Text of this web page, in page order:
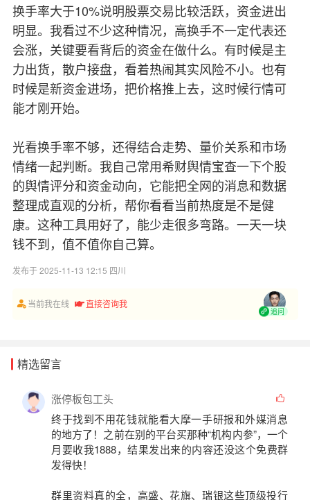
换手率大于10%说明股票交易比较活跃，资金进出
明显。我看过不少这种情况，高换手不一定代表还
会涨，关键要看背后的资金在做什么。有时候是主
力出货，散户接盘，看着热闹其实风险不小。也有
时候是新资金进场，把价格推上去，这时候行情可
能才刚开始。
光看换手率不够，还得结合走势、量价关系和市场
情绪一起判断。我自己常用希财舆情宝查一下个股
的舆情评分和资金动向，它能把全网的消息和数据
整理成直观的分析，帮你看看当前热度是不是健
康。这种工具用好了，能少走很多弯路。一天一块
钱不到，值不值你自己算。
发布于 2025-11-13 12:15 四川
当前我在线 直接咨询我
追问
精选留言
涨停板包工头
终于找到不用花钱就能看大摩一手研报和外媒消息
的地方了！之前在别的平台买那种“机构内参”，一个
月要收我1888，结果发出来的内容还没这个免费群
发得快！
群里资料真的全，高盛、花旗、瑞银这些顶级投行